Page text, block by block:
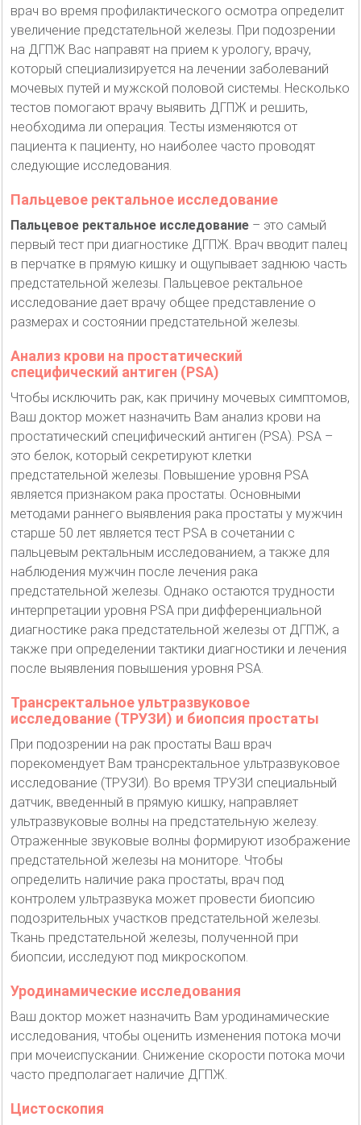
врач во время профилактического осмотра определит
увеличение предстательной железы. При подозрении
на ДГПЖ Вас направят на прием к урологу, врачу,
который специализируется на лечении заболеваний
мочевых путей и мужской половой системы. Несколько
тестов помогают врачу выявить ДГПЖ и решить,
необходима ли операция. Тесты изменяются от
пациента к пациенту, но наиболее часто проводят
следующие исследования.
Пальцевое ректальное исследование
Пальцевое ректальное исследование – это самый
первый тест при диагностике ДГПЖ. Врач вводит палец
в перчатке в прямую кишку и ощупывает заднюю часть
предстательной железы. Пальцевое ректальное
исследование дает врачу общее представление о
размерах и состоянии предстательной железы.
Анализ крови на простатический
специфический антиген (PSA)
Чтобы исключить рак, как причину мочевых симптомов,
Ваш доктор может назначить Вам анализ крови на
простатический специфический антиген (PSA). PSA –
это белок, который секретируют клетки
предстательной железы. Повышение уровня PSA
является признаком рака простаты. Основными
методами раннего выявления рака простаты у мужчин
старше 50 лет является тест PSA в сочетании с
пальцевым ректальным исследованием, а также для
наблюдения мужчин после лечения рака
предстательной железы. Однако остаются трудности
интерпретации уровня PSA при дифференциальной
диагностике рака предстательной железы от ДГПЖ, а
также при определении тактики диагностики и лечения
после выявления повышения уровня PSA.
Трансректальное ультразвуковое
исследование (ТРУЗИ) и биопсия простаты
При подозрении на рак простаты Ваш врач
порекомендует Вам трансректальное ультразвуковое
исследование (ТРУЗИ). Во время ТРУЗИ специальный
датчик, введенный в прямую кишку, направляет
ультразвуковые волны на предстательную железу.
Отраженные звуковые волны формируют изображение
предстательной железы на мониторе. Чтобы
определить наличие рака простаты, врач под
контролем ультразвука может провести биопсию
подозрительных участков предстательной железы.
Ткань предстательной железы, полученной при
биопсии, исследуют под микроскопом.
Уродинамические исследования
Ваш доктор может назначить Вам уродинамические
исследования, чтобы оценить изменения потока мочи
при мочеиспускании. Снижение скорости потока мочи
часто предполагает наличие ДГПЖ.
Цистоскопия